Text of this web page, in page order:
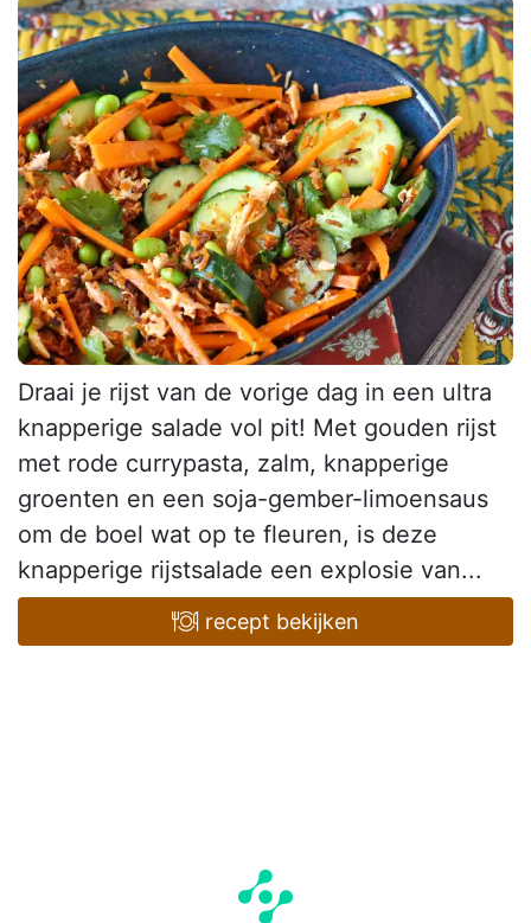
Draai je rijst van de vorige dag in een ultra
knapperige salade vol pit! Met gouden rijst
met rode currypasta, zalm, knapperige
groenten en een soja-gember-limoensaus
om de boel wat op te fleuren, is deze
knapperige rijstsalade een explosie van...
recept bekijken